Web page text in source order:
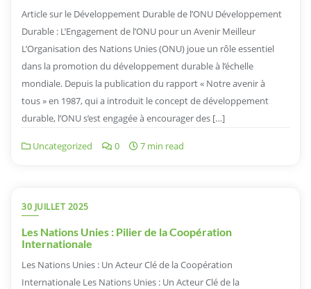
Article sur le Développement Durable de l’ONU Développement
Durable : L’Engagement de l’ONU pour un Avenir Meilleur
L’Organisation des Nations Unies (ONU) joue un rôle essentiel
dans la promotion du développement durable à l’échelle
mondiale. Depuis la publication du rapport « Notre avenir à
tous » en 1987, qui a introduit le concept de développement
durable, l’ONU s’est engagée à encourager des […]
Uncategorized 0 7 min read
30 JUILLET 2025
Les Nations Unies : Pilier de la Coopération
Internationale
Les Nations Unies : Un Acteur Clé de la Coopération
Internationale Les Nations Unies : Un Acteur Clé de la